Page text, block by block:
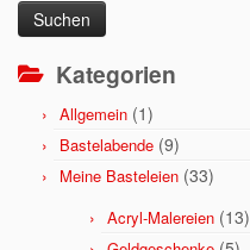
Kategorien
Allgemein (1)
Bastelabende (9)
Meine Basteleien (33)
Acryl-Malereien (13)